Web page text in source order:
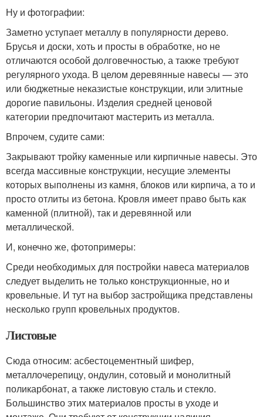
Ну и фотографии:
Заметно уступает металлу в популярности дерево.
Брусья и доски, хоть и просты в обработке, но не
отличаются особой долговечностью, а также требуют
регулярного ухода. В целом деревянные навесы — это
или бюджетные неказистые конструкции, или элитные
дорогие павильоны. Изделия средней ценовой
категории предпочитают мастерить из металла.
Впрочем, судите сами:
Закрывают тройку каменные или кирпичные навесы. Это
всегда массивные конструкции, несущие элементы
которых выполнены из камня, блоков или кирпича, а то и
просто отлиты из бетона. Кровля имеет право быть как
каменной (плитной), так и деревянной или
металлической.
И, конечно же, фотопримеры:
Среди необходимых для постройки навеса материалов
следует выделить не только конструкционные, но и
кровельные. И тут на выбор застройщика представлены
несколько групп кровельных продуктов.
Листовые
Сюда относим: асбестоцементный шифер,
металлочерепицу, ондулин, сотовый и монолитный
поликарбонат, а также листовую сталь и стекло.
Большинство этих материалов просты в уходе и